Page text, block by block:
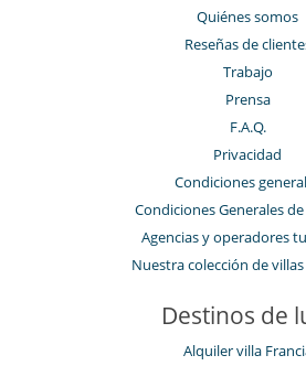
Quiénes somos
Reseñas de
Trabajo
Prensa
F.A.Q.
Privacidad
Condiciones
Condiciones Generales
Agencias y operadores
Nuestra colección de
Destinos de
Alquiler villa